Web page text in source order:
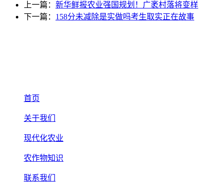
上一篇： 新华鲜报农业强国规划！广袤村落将变样
下一篇： 158分未减除是实做吗考生取实正在故事
首页
关于我们
现代化农业
农作物知识
联系我们